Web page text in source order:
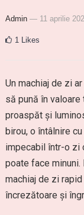
Admin — 11 aprilie
1 Likes
Un machiaj de zi
să pună în
proaspăt și
birou, o întâlnire
impecabil într-o zi
poate face
machiaj de zi
încrezătoare și